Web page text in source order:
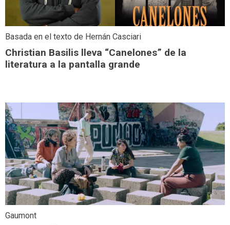
Basada en el texto de Hernán Casciari
Christian Basilis lleva “Canelones” de la
literatura a la pantalla grande
Gaumont